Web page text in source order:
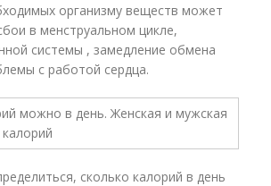
организму веществ может
в менструальном цикле,
системы , замедление обмена
с работой сердца.
сколько калорий в день